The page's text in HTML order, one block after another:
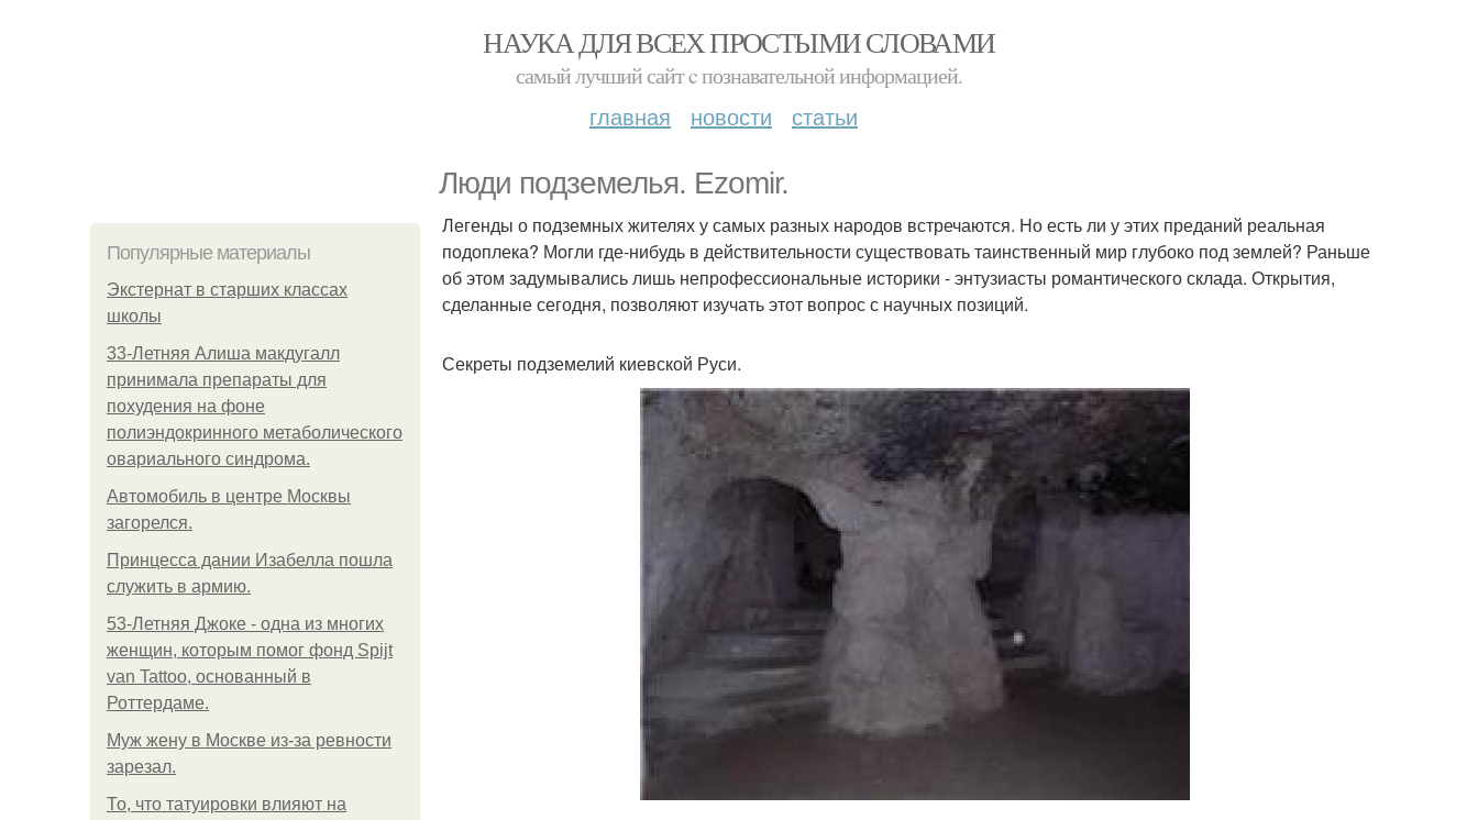
НАУКА ДЛЯ ВСЕХ ПРОСТЫМИ СЛОВАМИ
самый лучший сайт c познавательной информацией.
главная новости статьи
Люди подземелья. Ezomir.
Популярные материалы
Экстернат в старших классах
школы
33-Летняя Алиша макдугалл
принимала препараты для
похудения на фоне
полиэндокринного метаболического
овариального синдрома.
Автомобиль в центре Москвы
загорелся.
Принцесса дании Изабелла пошла
служить в армию.
53-Летняя Джоке - одна из многих
женщин, которым помог фонд Spijt
van Tattoo, основанный в
Роттердаме.
Mуж жену в Москве из-за ревности
зарезал.
То, что татуировки влияют на
Легенды о подземных жителях у самых разных народов встречаются. Но есть ли у этих преданий реальная
подоплека? Могли где-нибудь в действительности существовать таинственный мир глубоко под землей? Раньше
об этом задумывались лишь непрофессиональные историки - энтузиасты романтического склада. Открытия,
сделанные сегодня, позволяют изучать этот вопрос с научных позиций.
Секреты подземелий киевской Руси.